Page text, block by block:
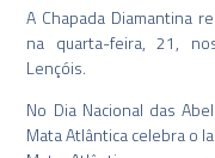
A Chapada Diamantina
na quarta-feira, 21,
Lençóis.
No Dia Nacional das
Mata Atlântica celebra o